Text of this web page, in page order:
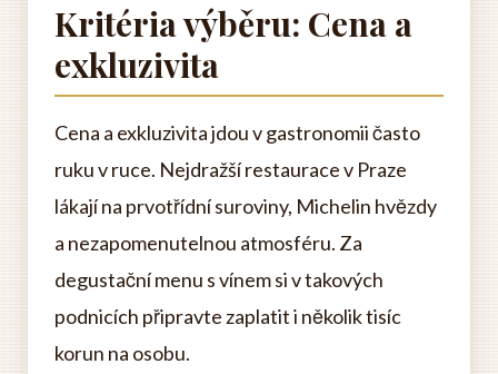
Kritéria výběru: Cena a
exkluzivita
Cena a exkluzivita jdou v gastronomii často
ruku v ruce. Nejdražší restaurace v Praze
lákají na prvotřídní suroviny, Michelin hvězdy
a nezapomenutelnou atmosféru. Za
degustační menu s vínem si v takových
podnicích připravte zaplatit i několik tisíc
korun na osobu.